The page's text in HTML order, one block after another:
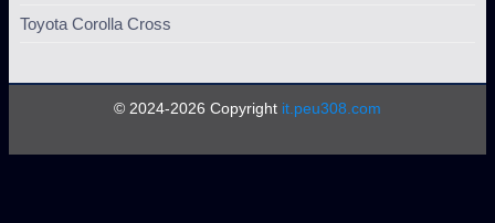
Toyota Corolla Cross
© 2024-2026 Copyright it.peu308.com